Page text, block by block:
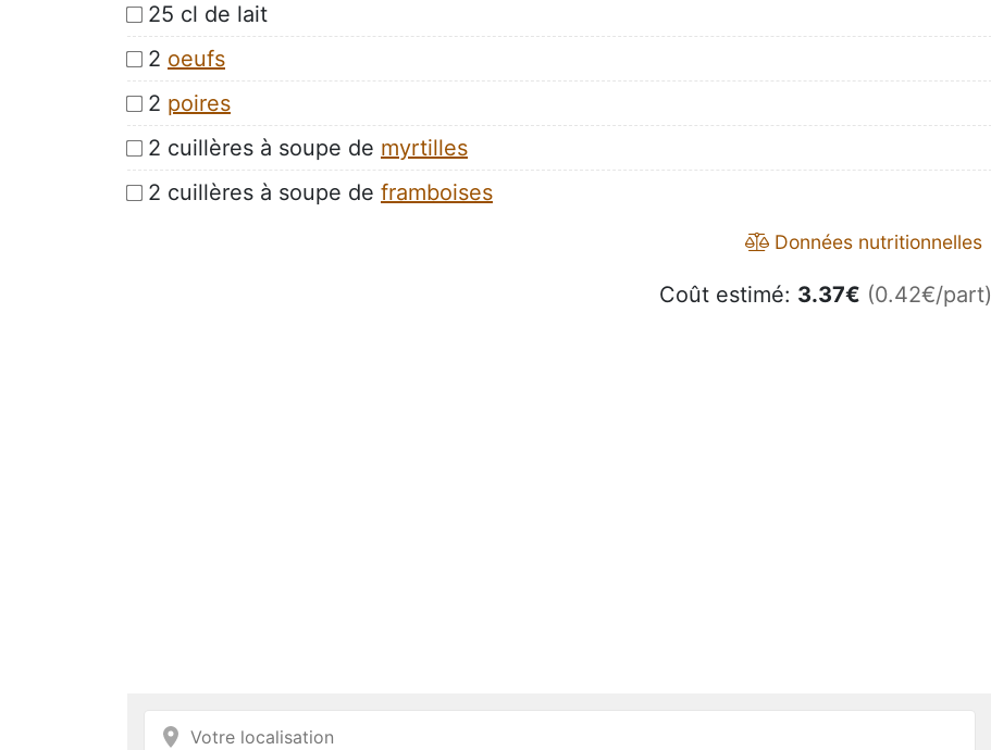
25 cl de lait
2 oeufs
2 poires
2 cuillères à soupe de myrtilles
2 cuillères à soupe de framboises
Données nutritionnelles
Coût estimé: 3.37€ (0.42€/part)